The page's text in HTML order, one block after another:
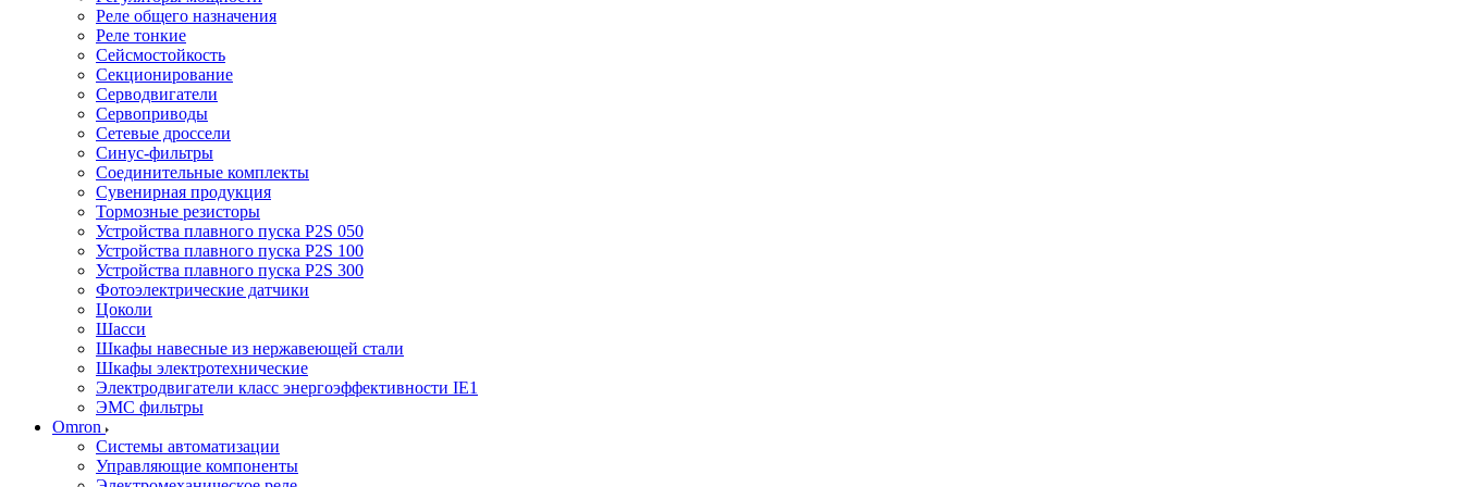
Реле общего назначения
Реле тонкие
Сейсмостойкость
Секционирование
Серводвигатели
Сервоприводы
Сетевые дроссели
Синус-фильтры
Соединительные комплекты
Сувенирная продукция
Тормозные резисторы
Устройства плавного пуска P2S 050
Устройства плавного пуска P2S 100
Устройства плавного пуска P2S 300
Фотоэлектрические датчики
Цоколи
Шасси
Шкафы навесные из нержавеющей стали
Шкафы электротехнические
Электродвигатели класс энергоэффективности IE1
ЭМС фильтры
Omron
Системы автоматизации
Управляющие компоненты